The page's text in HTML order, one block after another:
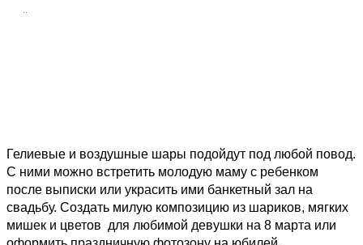
..
Гелиевые и воздушные шары подойдут под любой повод.
С ними можно встретить молодую маму с ребенком
после выписки или украсить ими банкетный зал на
свадьбу. Создать милую композицию из шариков, мягких
мишек и цветов  для любимой девушки на 8 марта или